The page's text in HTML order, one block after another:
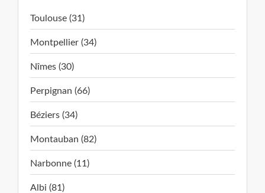
Toulouse (31)
Montpellier (34)
Nîmes (30)
Perpignan (66)
Béziers (34)
Montauban (82)
Narbonne (11)
Albi (81)